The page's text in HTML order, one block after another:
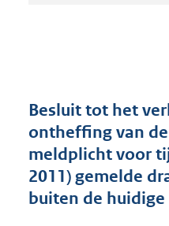
Besluit tot het
ontheffing van
meldplicht voor
2011) gemelde
buiten de